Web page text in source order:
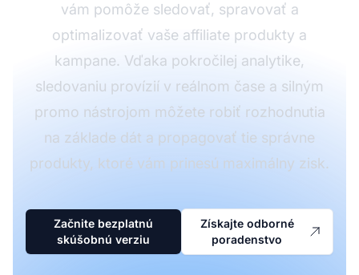
vám pomôže sledovať, spravovať a
optimalizovať vaše affiliate produkty a
kampane. Vďaka pokročilej analytike,
sledovaniu provízií v reálnom čase a silným
promo nástrojom môžete robiť rozhodnutia
na základe dát a propagovať tie správne
produkty, ktoré vám prinesú maximálny zisk.
Začnite bezplatnú
skúšobnú verziu
Získajte odborné
poradenstvo